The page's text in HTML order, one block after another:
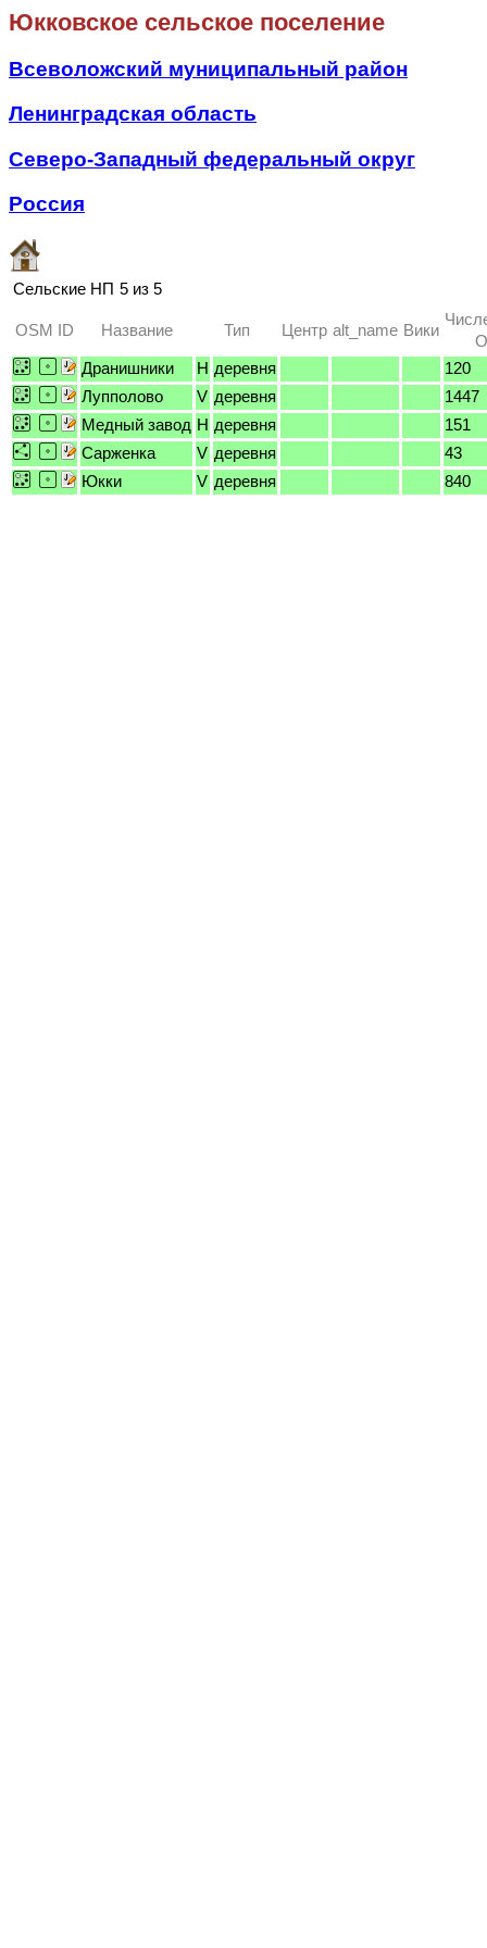
Юкковское сельское поселение
Всеволожский муниципальный район
Ленинградская область
Северо-Западный федеральный округ
Россия
Сельские НП 5 из 5
OSM ID Название Тип Центр alt_name Вики
Дранишники
H деревня
120
Лупполово
V деревня
1447
Медный завод H деревня
151
Сарженка
V деревня
43
Юкки
V деревня 840